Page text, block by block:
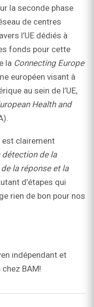
la seconde phase
de centres
l’UE dédiés à
fonds pour cette
la Connecting Europe
européen visant à
au sein de l’UE,
Health and
est clairement
détection de la
la réponse et la
d’étapes qui
rien de bon pour nos
indépendant et
BAM!